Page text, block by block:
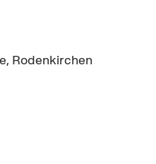
Rodenkirchen